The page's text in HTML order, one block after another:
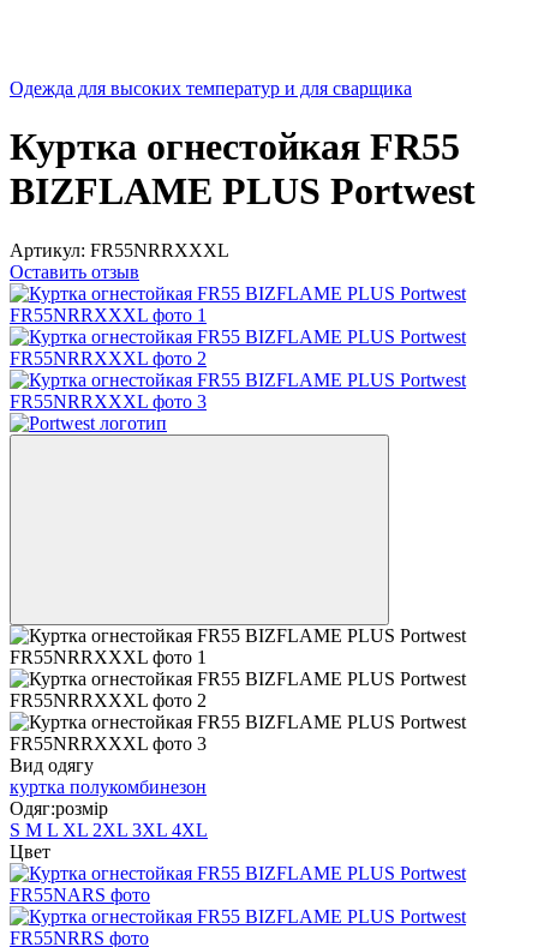
Одежда для высоких температур и для сварщика
Куртка огнестойкая FR55
BIZFLAME PLUS Portwest
Артикул: FR55NRRXXXL
Оставить отзыв
Вид одягу
куртка полукомбинезон
Одяг:розмір
S M L XL 2XL 3XL 4XL
Цвет